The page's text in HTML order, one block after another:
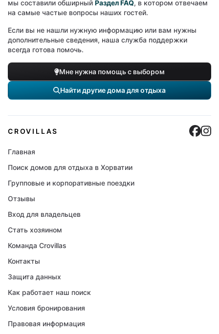
мы составили обширный Раздел FAQ, в котором отвечаем
на самые частые вопросы наших гостей.
Если вы не нашли нужную информацию или вам нужны
дополнительные сведения, наша служба поддержки
всегда готова помочь.
Мне нужна помощь с выбором
Найти другие дома для отдыха
CROVILLAS
Главная
Поиск домов для отдыха в Хорватии
Групповые и корпоративные поездки
Отзывы
Вход для владельцев
Стать хозяином
Команда Crovillas
Контакты
Защита данных
Как работает наш поиск
Условия бронирования
Правовая информация